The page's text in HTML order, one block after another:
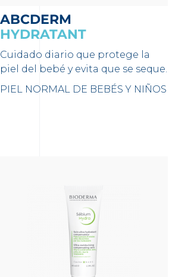
ABCDERM
HYDRATANT
Cuidado diario que protege la
piel del bebé y evita que se seque.
PIEL NORMAL DE BEBÉS Y NIÑOS